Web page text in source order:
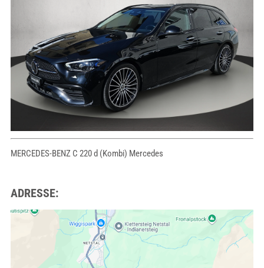
MERCEDES-BENZ C 220 d (Kombi) Mercedes
ADRESSE: